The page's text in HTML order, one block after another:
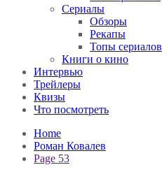
Сериалы
Обзоры
Рекапы
Топы сериалов
Книги о кино
Интервью
Трейлеры
Квизы
Что посмотреть
Home
Роман Ковалев
Page 53